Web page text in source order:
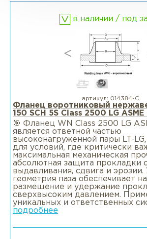
в наличии / под
артикул: 014384-С
Фланец воротниковый
150 SCH 5S Class 2500 LG ASME
🎯 Фланец WN Class 2500 LG
является ответной частью
высоконагруженной пары LT-
для условий, где критически
максимальная механическая
абсолютная защита прокладки
выдавливания, сдвига и эрозии.
геометрия паза обеспечивает
размещение и удержание
сверхвысоким давлением.
уникальных и ответственных
подробнее